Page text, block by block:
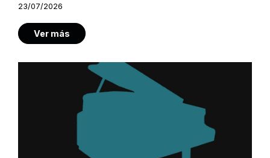
23/07/2026
Ver más